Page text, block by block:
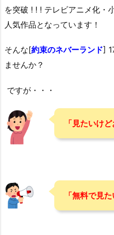
を突破 ! ! ! テレビアニメ化・
人気作品となっています！
そんな[約束のネバーランド]
ませんか？
ですが・・・
「見たいけ
「無料で見た